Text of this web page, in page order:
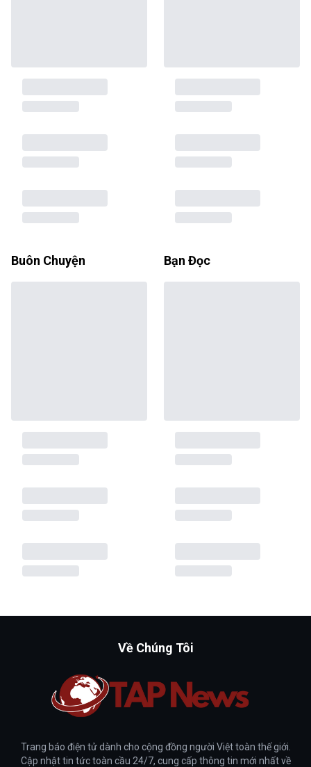
Buôn Chuyện Bạn Đọc
Về Chúng Tôi
Trang báo điện tử dành cho cộng đồng người Việt toàn thế giới.
Cập nhật tin tức toàn cầu 24/7, cung cấp thông tin mới nhất về